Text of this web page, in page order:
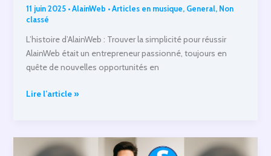
11 juin 2025 •AlainWeb •Articles en musique, General, Non
classé
L’histoire d’AlainWeb : Trouver la simplicité pour réussir
AlainWeb était un entrepreneur passionné, toujours en
quête de nouvelles opportunités en
L’histoire
Lire l’article »